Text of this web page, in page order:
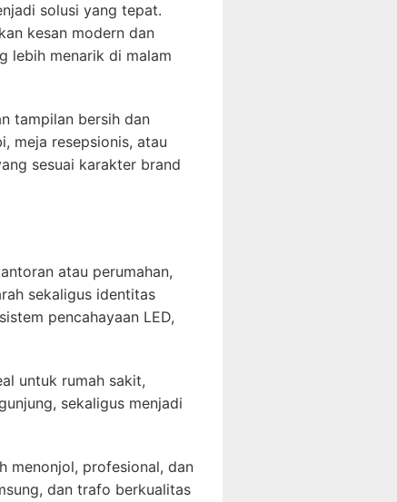
solusi yang tepat.
kesan modern dan
lebih menarik di malam
tampilan bersih dan
meja resepsionis, atau
sesuai karakter brand
atau perumahan,
sekaligus identitas
pencahayaan LED,
untuk rumah sakit,
sekaligus menjadi
menonjol, profesional, dan
dan trafo berkualitas